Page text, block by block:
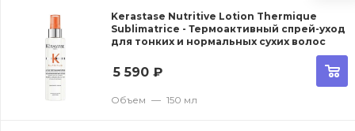
Kerastase Nutritive Lotion Thermique
Sublimatrice - Термоактивный спрей-уход
для тонких и нормальных сухих волос
5 590 ₽
Объем — 150 мл